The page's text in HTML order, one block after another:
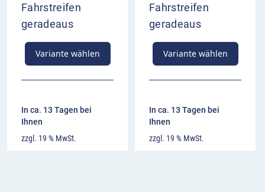
Fahrstreifen
geradeaus
Variante wählen
In ca. 13 Tagen bei
Ihnen
zzgl. 19 % MwSt.
Fahrstreifen
geradeaus
Variante wählen
In ca. 13 Tagen bei
Ihnen
zzgl. 19 % MwSt.